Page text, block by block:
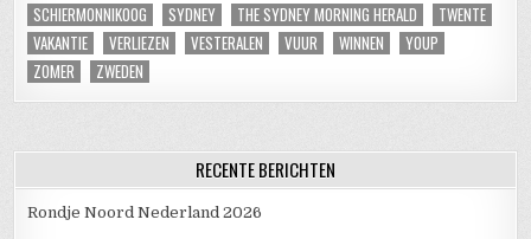
SCHIERMONNIKOOG
SYDNEY THE SYDNEY MORNING HERALD
TWENTE
VAKANTIE
VERLIEZEN VESTERALEN VUUR WINNEN
YOUP
ZOMER
ZWEDEN
RECENTE BERICHTEN
Rondje Noord Nederland 2026